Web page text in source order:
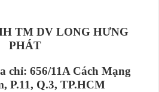
TM DV LONG HƯNG
PHÁT
chỉ: 656/11A Cách Mạng
P.11, Q.3, TP.HCM